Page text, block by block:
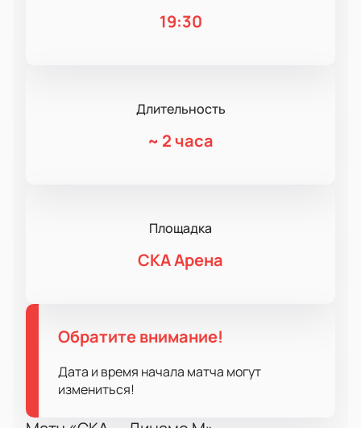
19:30
Длительность
~ 2 часа
Площадка
СКА Арена
Обратите внимание!
Дата и время начала матча могут
измениться!